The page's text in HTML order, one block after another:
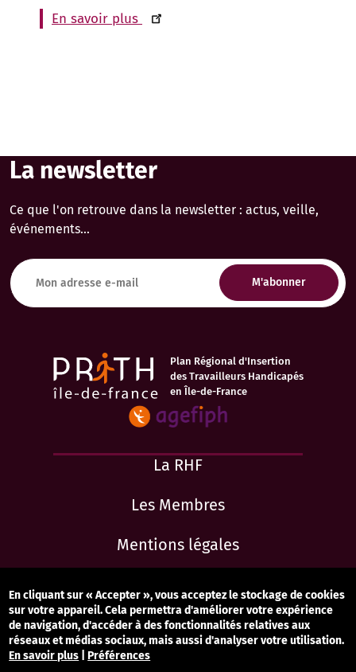
En savoir plus
La newsletter
Ce que l'on retrouve dans la newsletter : actus, veille,
événements...
Plan Régional d'Insertion
des Travailleurs Handicapés
en Île-de-France
La RHF
Les Membres
Mentions légales
Accessibilité : totalement conforme
Contact
Gestion des cookies
En cliquant sur « Accepter », vous acceptez le stockage de cookies
sur votre appareil. Cela permettra d'améliorer votre expérience
de navigation, d'accéder à des fonctionnalités relatives aux
réseaux et médias sociaux, mais aussi d'analyser votre utilisation.
En savoir plus |Préférences